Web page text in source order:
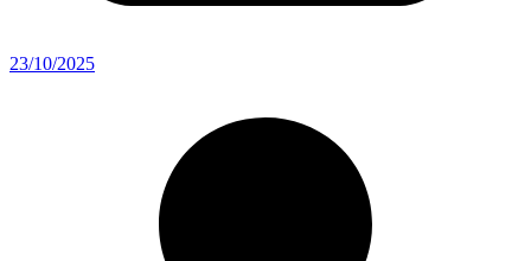
23/10/2025